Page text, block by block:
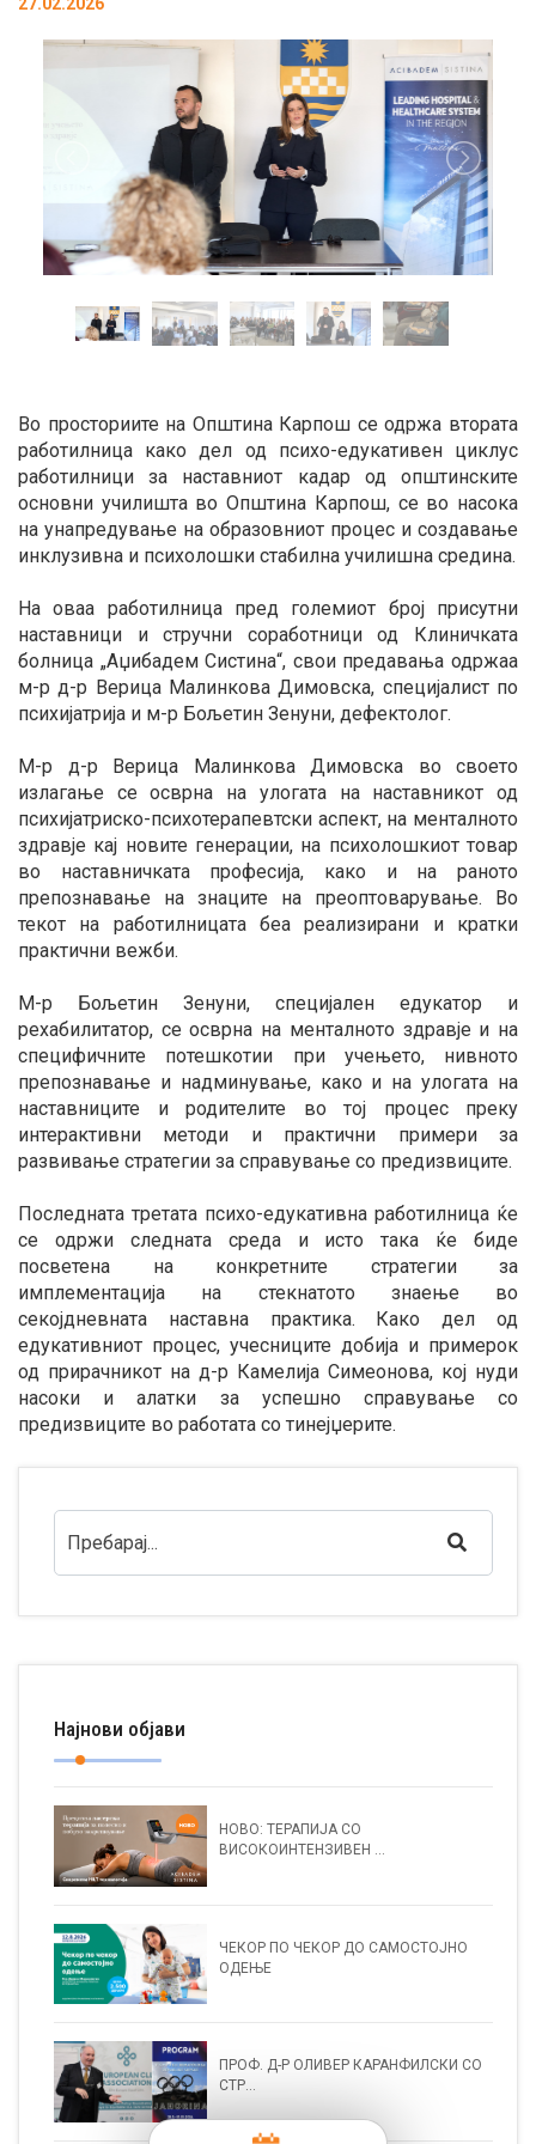
Во просториите на Општина Карпош се одржа втората
работилница како дел од психо-едукативен циклус
работилници за наставниот кадар од општинските
основни училишта во Општина Карпош, се во насока
на унапредување на образовниот процес и создавање
инклузивна и психолошки стабилна училишна средина.
На оваа работилница пред големиот број присутни
наставници и стручни соработници од Клиничката
болница „Аџибадем Систина“, свои предавања одржаа
м-р д-р Верица Малинкова Димовска, специјалист по
психијатрија и м-р Бољетин Зенуни, дефектолог.
М-р д-р Верица Малинкова Димовска во своето
излагање се осврна на улогата на наставникот од
психијатриско-психотерапевтски аспект, на менталното
здравје кај новите генерации, на психолошкиот товар
во наставничката професија, како и на раното
препознавање на знаците на преоптоварување. Во
текот на работилницата беа реализирани и кратки
практични вежби.
М-р Бољетин Зенуни, специјален едукатор и
рехабилитатор, се осврна на менталното здравје и на
специфичните потешкотии при учењето, нивното
препознавање и надминување, како и на улогата на
наставниците и родителите во тој процес преку
интерактивни методи и практични примери за
развивање стратегии за справување со предизвиците.
Последната третата психо-едукативна работилница ќе
се одржи следната среда и исто така ќе биде
посветена на конкретните стратегии за
имплементација на стекнатото знаење во
секојдневната наставна практика. Како дел од
едукативниот процес, учесниците добија и примерок
од прирачникот на д-р Камелија Симеонова, кој нуди
насоки и алатки за успешно справување со
предизвиците во работата со тинејџерите.
Најнови објави
НОВО: ТЕРАПИЈА СО
ВИСОКОИНТЕНЗИВЕН ...
ЧЕКОР ПО ЧЕКОР ДО САМОСТОЈНО
ОДЕЊЕ
ПРОФ. Д-Р ОЛИВЕР КАРАНФИЛСКИ СО
СТР...